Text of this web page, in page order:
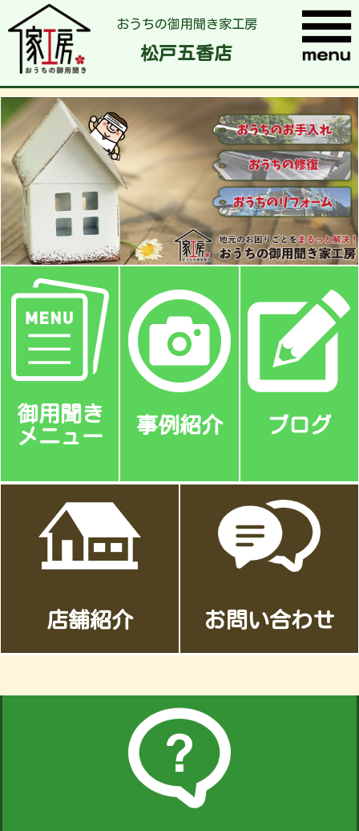
おうちの御用聞き家工房
松戸五香店
御用聞き
メニュー
事例紹介 ブログ
店舗紹介 お問い合わせ